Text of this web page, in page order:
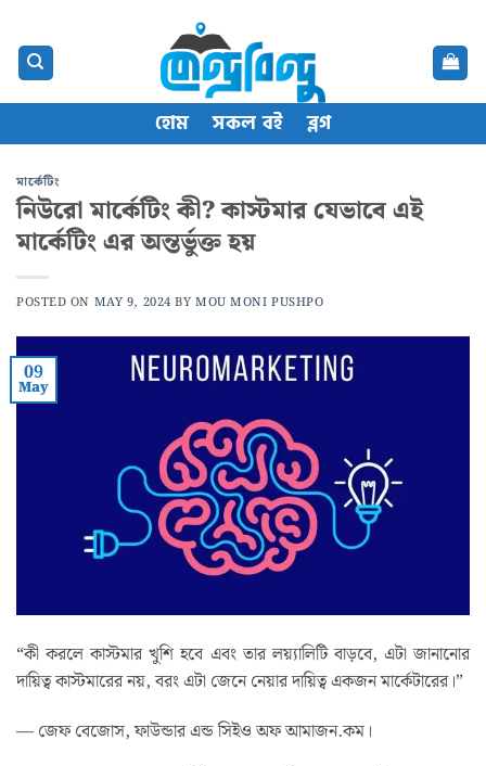
content
হোম সকল বই ব্লগ
মার্কেটিং
নিউরো মার্কেটিং কী? কাস্টমার যেভাবে এই
মার্কেটিং এর অন্তর্ভুক্ত হয়
POSTED ON MAY 9, 2024 BYMOU MONI PUSHPO
09
May
“কী করলে কাস্টমার খুশি হবে এবং তার লয়্যালিটি বাড়বে, এটা জানানোর
দায়িত্ব কাস্টমারের নয়, বরং এটা জেনে নেয়ার দায়িত্ব একজন মার্কেটারের।”
— জেফ বেজোস, ফাউন্ডার এন্ড সিইও অফ আমাজন.কম।